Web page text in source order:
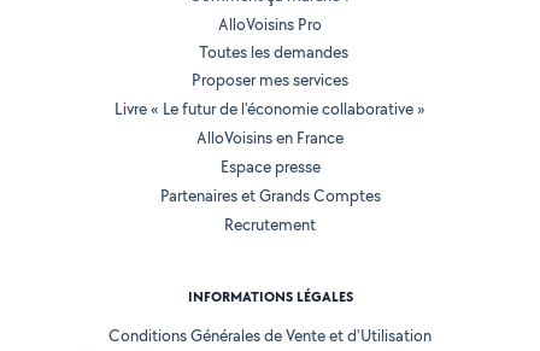
AlloVoisins Pro
Toutes les demandes
Proposer mes services
Livre « Le futur de l'économie collaborative »
AlloVoisins en France
Espace presse
Partenaires et Grands Comptes
Recrutement
INFORMATIONS LÉGALES
Conditions Générales de Vente et d'Utilisation